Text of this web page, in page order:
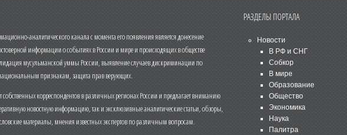
аналитического канала с момента его появления является донесение
информации о событиях в России и мире и происходящих в обществе
мусульманской уммы России, выявление случаев дискриминации по
признакам, защита прав верующих.
собственных корреспондентов в различных регионах России и предлагает вниманию
новостную информацию, так и эксклюзивные аналитические статьи, обзоры,
материалы, мнения известных экспертов по различным вопросам.
РАЗДЕЛЫ ПОРТАЛА
Новости
В РФ и СНГ
Собкор
В мире
Образование
Общество
Экономика
Наука
Палитра